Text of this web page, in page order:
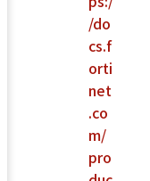
/do
cs.f
orti
net
.co
m/
pro